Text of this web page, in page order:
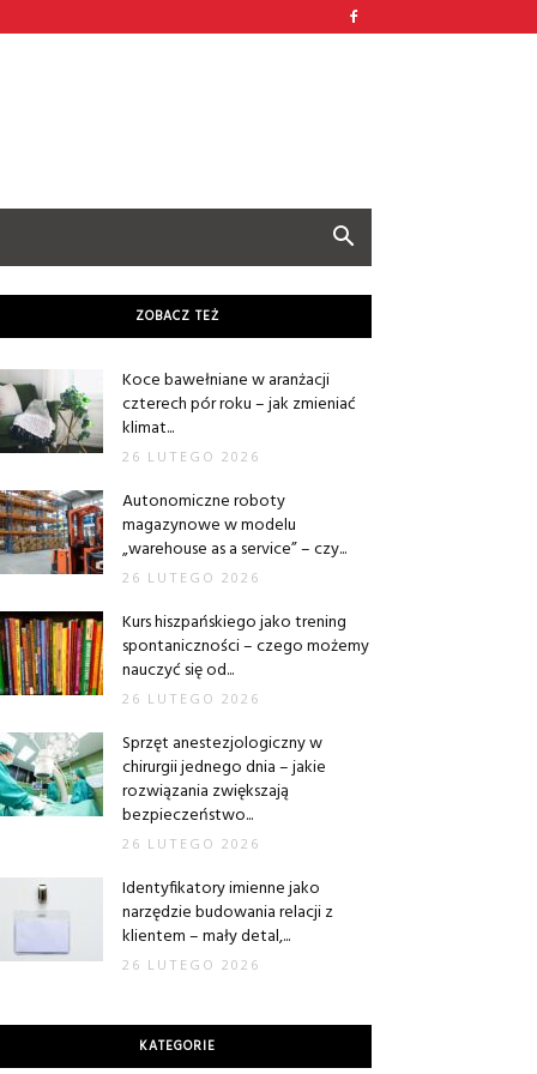
ZOBACZ TEŻ
Koce bawełniane w aranżacji
czterech pór roku – jak zmieniać
klimat...
26 LUTEGO 2026
Autonomiczne roboty
magazynowe w modelu
„warehouse as a service” – czy...
26 LUTEGO 2026
Kurs hiszpańskiego jako trening
spontaniczności – czego możemy
nauczyć się od...
26 LUTEGO 2026
Sprzęt anestezjologiczny w
chirurgii jednego dnia – jakie
rozwiązania zwiększają
bezpieczeństwo...
26 LUTEGO 2026
Identyfikatory imienne jako
narzędzie budowania relacji z
klientem – mały detal,...
26 LUTEGO 2026
KATEGORIE